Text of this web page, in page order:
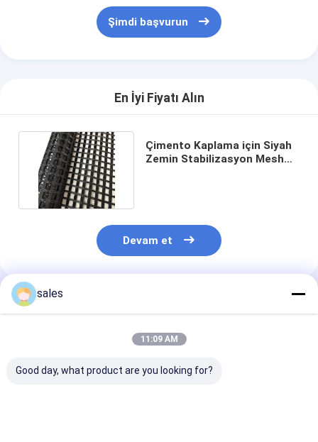
Şimdi başvurun
En İyi Fiyatı Alın
Çimento Kaplama için Siyah
Zemin Stabilizasyon Mesh
Devam et
Önerilen Ürünler
sales
11:09 AM
Good day, what product are you looking for?